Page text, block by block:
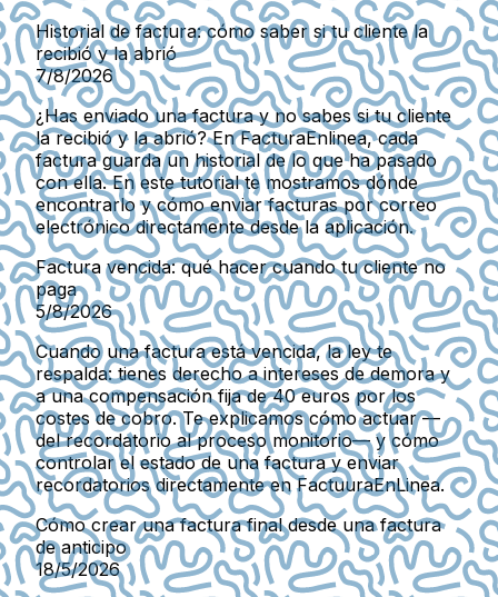
Historial de factura: cómo saber si tu cliente la
recibió y la abrió
7/8/2026
¿Has enviado una factura y no sabes si tu cliente
la recibió y la abrió? En FacturaEnlinea, cada
factura guarda un historial de lo que ha pasado
con ella. En este tutorial te mostramos dónde
encontrarlo y cómo enviar facturas por correo
electrónico directamente desde la aplicación.
Factura vencida: qué hacer cuando tu cliente no
paga
5/8/2026
Cuando una factura está vencida, la ley te
respalda: tienes derecho a intereses de demora y
a una compensación fija de 40 euros por los
costes de cobro. Te explicamos cómo actuar —
del recordatorio al proceso monitorio— y cómo
controlar el estado de una factura y enviar
recordatorios directamente en FactuuraEnLinea.
Cómo crear una factura final desde una factura
de anticipo
18/5/2026